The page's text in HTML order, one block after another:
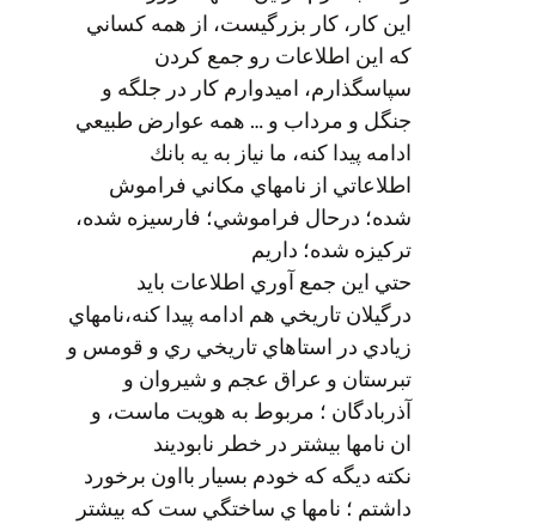
اين كار، كار بزرگيست، از همه كساني
كه اين اطلاعات رو جمع كردن
سپاسگذارم، اميدوارم كار در جلگه و
جنگل و مرداب و … همه عوارض طبيعي
ادامه پيدا كنه، ما نياز به يه بانك
اطلاعاتي از نامهاي مكاني فراموش
شده؛ درحال فراموشي؛ فارسيزه شده،
تركيزه شده؛ داريم
حتي اين جمع آوري اطلاعات بايد
درگيلان تاريخي هم ادامه پيدا كنه،نامهاي
زيادي در استاهاي تاريخي ري و قومس و
تبرستان و عراق عجم و شيروان و
آذربادگان ؛ مربوط به هويت ماست، و
ان نامها بيشتر در خطر نابوديند
نكته ديگه كه خودم بسيار بااون برخورد
داشتم ؛ نامها ي ساختگي ست كه بيشتر